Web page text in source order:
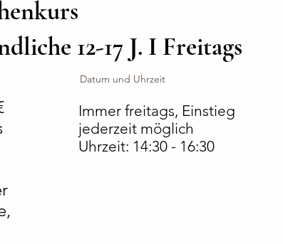
12-17 J. I Freitags
Datum und Uhrzeit
Immer freitags, Einstieg
jederzeit möglich
Uhrzeit: 14:30 - 16:30